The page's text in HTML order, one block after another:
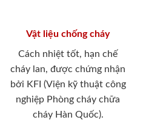
Vật liệu chống cháy
Cách nhiệt tốt, hạn chế
cháy lan, được chứng nhận
bởi KFI (Viện kỹ thuật công
nghiệp Phòng cháy chữa
cháy Hàn Quốc).